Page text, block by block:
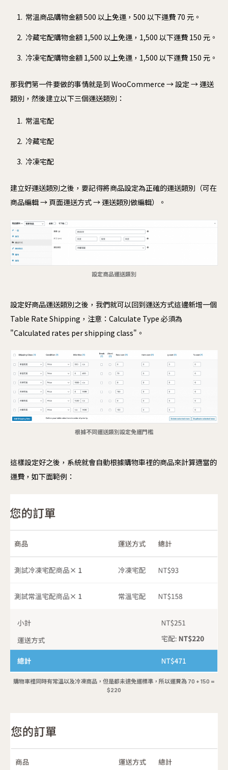
常溫商品購物金額 500 以上免運，500 以下運費 70 元。
冷藏宅配購物金額 1,500 以上免運，1,500 以下運費 150 元。
冷凍宅配購物金額 1,500 以上免運，1,500 以下運費 150 元。
那我們第一件要做的事情就是到 WooCommerce → 設定 → 運送
類別，然後建立以下三個運送類別：
常溫宅配
冷藏宅配
冷凍宅配
建立好運送類別之後，要記得將商品設定為正確的運送類別（可在
商品編輯 → 頁面運送方式 → 運送類別做編輯）。
設定商品運送類別
設定好商品運送類別之後，我們就可以回到運送方式這邊新增一個
Table Rate Shipping，注意：Calculate Type 必須為
"Calculated rates per shipping class"。
根據不同運送類別設定免運門檻
這樣設定好之後，系統就會自動根據購物車裡的商品來計算適當的
運費，如下面範例：
購物車裡同時有常溫以及冷凍商品，但是都未達免運標準，所以運費為 70 + 150 =
$220